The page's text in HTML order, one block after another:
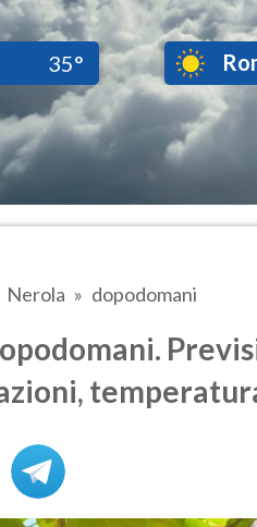
35°
Nerola dopodomani